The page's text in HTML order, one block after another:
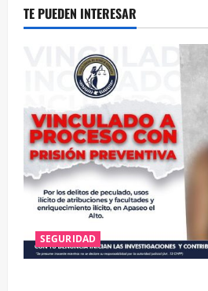
TE PUEDEN INTERESAR
SEGURIDAD